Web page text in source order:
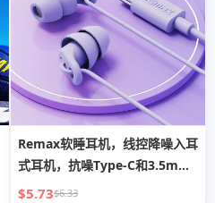
Remax软睡耳机，线控降噪入耳
式耳机，抗噪Type-C和3.5mm
接口
$5.73$6.33